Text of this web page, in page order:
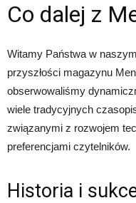
Co dalej z
Witamy Państwa w
przyszłości magazynu
obserwowaliśmy
wiele tradycyjnych
związanymi z rozwojem
preferencjami czytelników.
Historia i